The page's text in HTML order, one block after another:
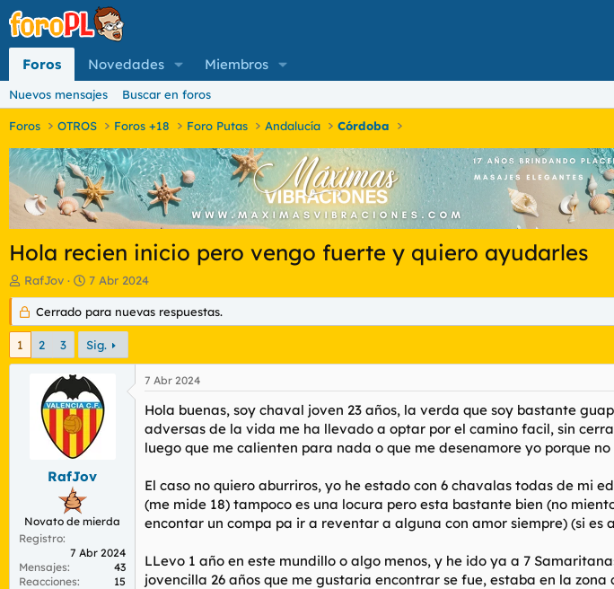
Foros Novedades Miembros
Nuevos mensajes Buscar en foros
Foros OTROS Foros +18 Foro Putas Andalucía Córdoba
Hola recien inicio pero vengo fuerte y quiero ayudarles
I
n
i
c
a
a
RafJov
F
e
c
h
a
d
e
i
n
c
o
7 Abr 2024
Cerrado para nuevas respuestas.
1 2 3 Sig.
RafJov
Novato de mierda
Registro
7 Abr 2024
Mensajes
43
Reacciones
15
7 Abr 2024
Hola buenas, soy chaval joven 23 años, la verda que soy bastante
adversas de la vida me ha llevado a optar por el camino facil, sin
luego que me calienten para nada o que me desenamore yo porque
El caso no quiero aburriros, yo he estado con 6 chavalas todas de mi
(me mide 18) tampoco es una locura pero esta bastante bien (no
encontar un compa pa ir a reventar a alguna con amor siempre) (si es
LLevo 1 año en este mundillo o algo menos, y he ido ya a 7
jovencilla 26 años que me gustaria encontrar se fue, estaba en la